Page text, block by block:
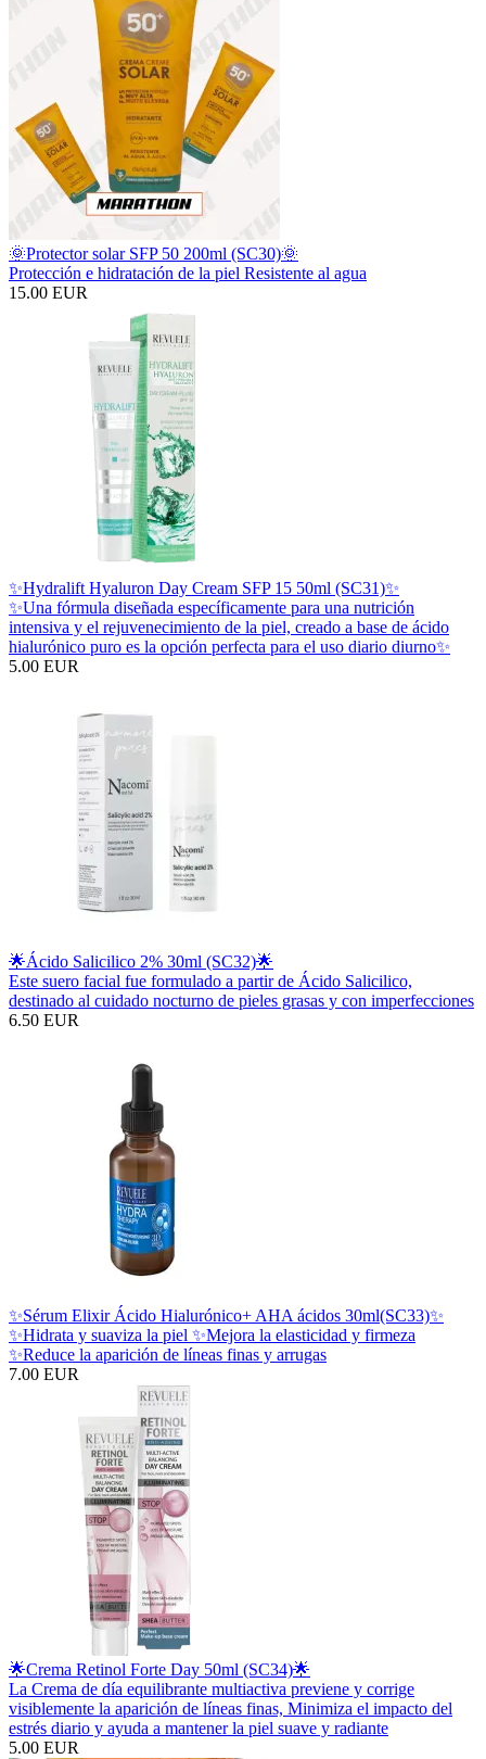
🌞Protector solar SFP 50 200ml (SC30)🌞
Protección e hidratación de la piel Resistente al agua
15.00 EUR
✨Hydralift Hyaluron Day Cream SFP 15 50ml (SC31)✨
✨Una fórmula diseñada específicamente para una nutrición
intensiva y el rejuvenecimiento de la piel, creado a base de ácido
hialurónico puro es la opción perfecta para el uso diario diurno✨
5.00 EUR
🌟Ácido Salicilico 2% 30ml (SC32)🌟
Este suero facial fue formulado a partir de Ácido Salicilico,
destinado al cuidado nocturno de pieles grasas y con imperfecciones
6.50 EUR
✨Sérum Elixir Ácido Hialurónico+ AHA ácidos 30ml(SC33)✨
✨Hidrata y suaviza la piel ✨Mejora la elasticidad y firmeza
✨Reduce la aparición de líneas finas y arrugas
7.00 EUR
🌟Crema Retinol Forte Day 50ml (SC34)🌟
La Crema de día equilibrante multiactiva previene y corrige
visiblemente la aparición de líneas finas, Minimiza el impacto del
estrés diario y ayuda a mantener la piel suave y radiante
5.00 EUR